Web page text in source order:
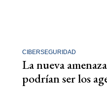
CIBERSEGURIDAD
La nueva
podrían ser los